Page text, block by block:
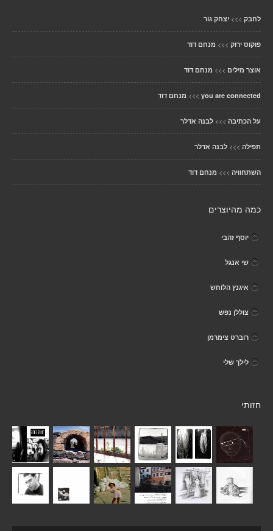
לחבק >>> יצחק גור
פוקוס ירוק >>> מנחם דוד
אוצר מילים >>> מנחם דוד
you are connected
>>> מנחם דוד
על הכתיבה >>> לבנה אדלר
תפילה >>> לבנה אדלר
השתחוויה >>> מנחם דוד
כמה מהיוצרים
יוסף זהבי
שי אנגל
איגנץ הלוחש
צוללן נפש
רוברט צימרמן
לילך שלי
חזותי